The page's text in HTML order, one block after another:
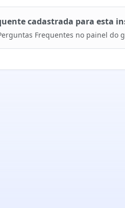
cadastrada para esta
Frequentes no painel do